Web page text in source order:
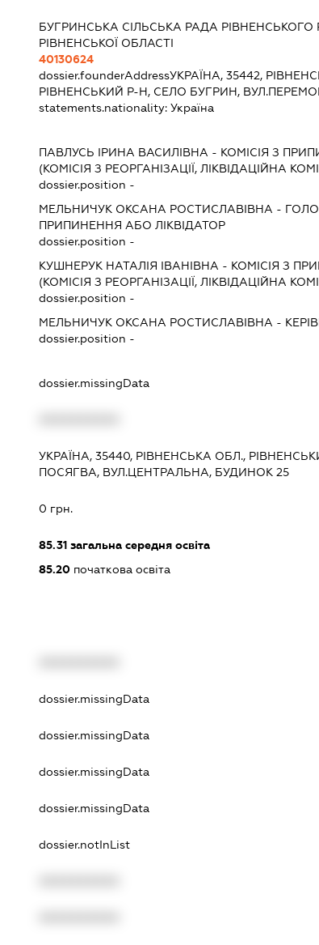
БУГРИНСЬКА СІЛЬСЬКА РАДА
РІВНЕНСЬКОЇ ОБЛАСТІ
40130624
dossier.founderAddressУКРАЇНА, 35442,
РІВНЕНСЬКИЙ Р-Н, СЕЛО БУГРИН,
statements.nationality: Україна
ПАВЛУСЬ ІРИНА ВАСИЛІВНА - КОМІСІЯ З
(КОМІСІЯ З РЕОРГАНІЗАЦІЇ, ЛІКВІДАЦІЙНА
dossier.position -
МЕЛЬНИЧУК ОКСАНА РОСТИСЛАВІВНА -
ПРИПИНЕННЯ АБО ЛІКВІДАТОР
dossier.position -
КУШНЕРУК НАТАЛІЯ ІВАНІВНА - КОМІСІЯ З
(КОМІСІЯ З РЕОРГАНІЗАЦІЇ, ЛІКВІДАЦІЙНА
dossier.position -
МЕЛЬНИЧУК ОКСАНА РОСТИСЛАВІВНА -
dossier.position -
dossier.missingData
УКРАЇНА, 35440, РІВНЕНСЬКА ОБЛ.,
ПОСЯГВА, ВУЛ.ЦЕНТРАЛЬНА, БУДИНОК 25
0 грн.
85.31загальна середня освіта
85.20початкова освіта
dossier.missingData
dossier.missingData
dossier.missingData
dossier.missingData
dossier.notInList